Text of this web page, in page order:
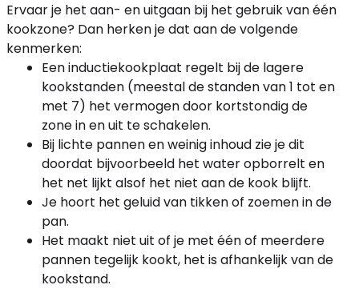
Ervaar je het aan- en uitgaan bij het gebruik van één
kookzone? Dan herken je dat aan de volgende
kenmerken:
Een inductiekookplaat regelt bij de lagere
kookstanden (meestal de standen van 1 tot en
met 7) het vermogen door kortstondig de
zone in en uit te schakelen.
Bij lichte pannen en weinig inhoud zie je dit
doordat bijvoorbeeld het water opborrelt en
het net lijkt alsof het niet aan de kook blijft.
Je hoort het geluid van tikken of zoemen in de
pan.
Het maakt niet uit of je met één of meerdere
pannen tegelijk kookt, het is afhankelijk van de
kookstand.